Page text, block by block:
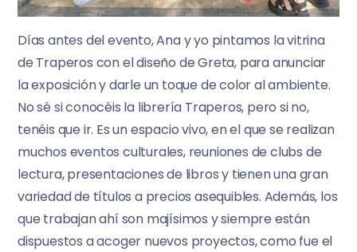
Días antes del evento, Ana y yo pintamos la vitrina
de Traperos con el diseño de Greta, para anunciar
la exposición y darle un toque de color al ambiente.
No sé si conocéis la librería Traperos, pero si no,
tenéis que ir. Es un espacio vivo, en el que se realizan
muchos eventos culturales, reuniones de clubs de
lectura, presentaciones de libros y tienen una gran
variedad de títulos a precios asequibles. Además, los
que trabajan ahí son majísimos y siempre están
dispuestos a acoger nuevos proyectos, como fue el